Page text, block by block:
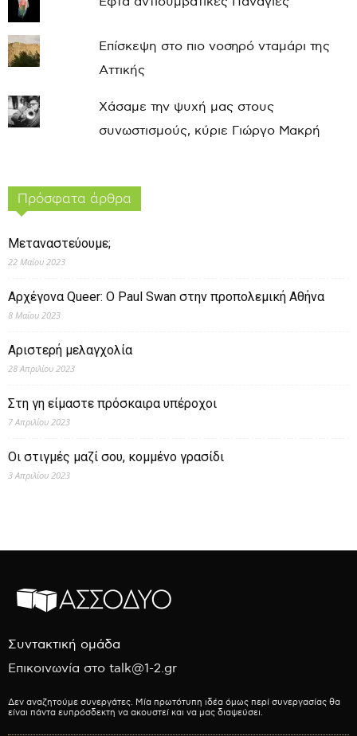
Επίσκεψη στο πιο νοσηρό νταμάρι της
Αττικής
Χάσαμε την ψυχή μας στους
συνωστισμούς, κύριε Γιώργο Μακρή
Πρόσφατα άρθρα
Μεταναστεύουμε;
22 Μαΐου 2023
Αρχέγονα Queer: O Paul Swan στην προπολεμική Αθήνα
8 Μαΐου 2023
Αριστερή μελαγχολία
28 Απριλίου 2023
Στη γη είμαστε πρόσκαιρα υπέροχοι
7 Απριλίου 2023
Οι στιγμές μαζί σου, κομμένο γρασίδι
3 Απριλίου 2023
Συντακτική ομάδα
Επικοινωνία στο talk@1-2.gr
Δεν αναζητούμε συνεργάτες. Μία πρωτότυπη ιδέα όμως περί συνεργασίας θα
είναι πάντα ευπρόσδεκτη να ακουστεί και να μας διαψεύσει.